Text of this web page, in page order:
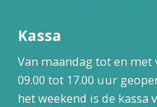
Kassa
Van maandag tot en met
09.00 tot 17.00 uur
het weekend is de kassa